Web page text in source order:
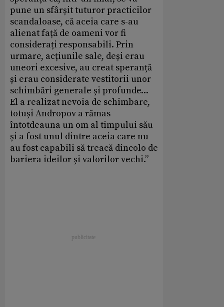
pune un sfârșit tuturor practicilor
scandaloase, că aceia care s-au
alienat față de oameni vor fi
considerați responsabili. Prin
urmare, acțiunile sale, deși erau
uneori excesive, au creat speranță
și erau considerate vestitorii unor
schimbări generale și profunde...
El a realizat nevoia de schimbare,
totuși Andropov a rămas
întotdeauna un om al timpului său
și a fost unul dintre aceia care nu
au fost capabili să treacă dincolo de
bariera ideilor și valorilor vechi.”